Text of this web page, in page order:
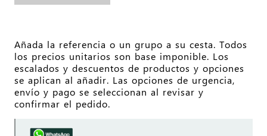
Añada la referencia o un grupo a su cesta. Todos
los precios unitarios son base imponible. Los
escalados y descuentos de productos y opciones
se aplican al añadir. Las opciones de urgencia,
envío y pago se seleccionan al revisar y
confirmar el pedido.